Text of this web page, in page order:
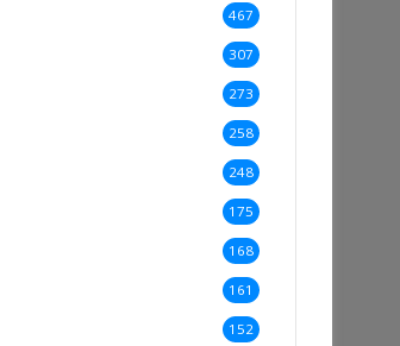
467
307
273
258
248
175
168
161
152